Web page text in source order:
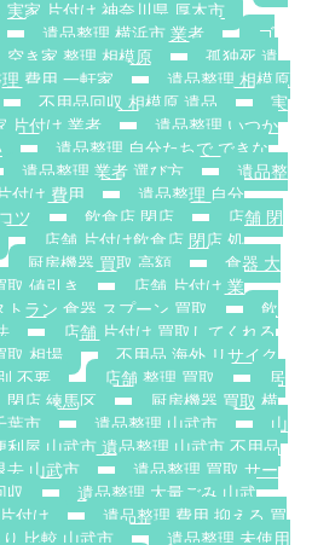
実家 片付け 神奈川県 厚木市
遺品整理 横浜市 業者
ゴ
空き家 整理 相模原
孤独死 遺
費用 一軒家
遺品整理 相模原
不用品回収 相模原 遺品
実
片付け 業者
遺品整理 いつか
遺品整理 自分たちで できな
遺品整理 業者 選び方
遺品整
付け 費用
遺品整理 自分
ツ 飲食店 閉店
店舗 閉
店舗 片付け飲食店 閉店 処
厨房機器 買取 高額
食器 大
取 値引き
店舗 片付け 業
トラン 食器 スプーン 買取
飲
店舗 片付け 買取してくれる
取 相場
不用品 海外 リサイク
不要 店舗 整理 買取
居
閉店 練馬区
厨房機器 買取 横
葉市 遺品整理 山武市
山
利屋 山武市 遺品整理 山武市 不用品
去 山武市
遺品整理 買取 サー
収
遺品整理 大量ごみ 山武
付け
遺品整理 費用 抑える 買
比較 山武市
遺品整理 未使用